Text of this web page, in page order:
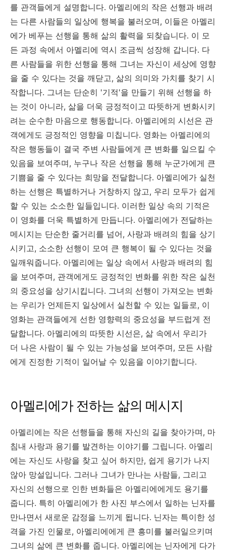
를 관객들에게 설명합니다. 아멜리에의 작은 선행과 배려
는 다른 사람들의 일상에 행복을 불러오며, 이들은 아멜리
에가 베푸는 선행을 통해 삶의 활력을 되찾습니다. 이 모
든 과정 속에서 아멜리에 역시 조금씩 성장해 갑니다. 다
른 사람들을 위한 선행을 통해 그녀는 자신이 세상에 영향
을 줄 수 있다는 것을 깨닫고, 삶의 의미와 가치를 찾기 시
작합니다. 그녀는 단순히 '기적'을 만들기 위해 선행을 하
는 것이 아니라, 삶을 더욱 긍정적이고 따뜻하게 변화시키
려는 순수한 마음으로 행동합니다. 아멜리에의 시선은 관
객에게도 긍정적인 영향을 미칩니다. 영화는 아멜리에의
작은 행동들이 결국 주변 사람들에게 큰 변화를 일으킬 수
있음을 보여주며, 누구나 작은 선행을 통해 누군가에게 큰
기쁨을 줄 수 있다는 희망을 전달합니다. 아멜리에가 실천
하는 선행은 특별하거나 거창하지 않고, 우리 모두가 쉽게
할 수 있는 소소한 일들입니다. 이러한 일상 속의 기적은
이 영화를 더욱 특별하게 만듭니다. 아멜리에가 전달하는
메시지는 단순한 줄거리를 넘어, 사랑과 배려의 힘을 상기
시키고, 소소한 선행이 모여 큰 행복이 될 수 있다는 것을
일깨워줍니다. 아멜리에는 일상 속에서 사랑과 배려의 힘
을 보여주며, 관객에게도 긍정적인 변화를 위한 작은 실천
의 중요성을 상기시킵니다. 그녀의 선행이 가져오는 변화
는 우리가 언제든지 일상에서 실천할 수 있는 일들로, 이
영화는 관객들에게 선한 영향력의 중요성을 부드럽게 전
달합니다. 아멜리에의 따뜻한 시선은, 삶 속에서 우리가
더 나은 사람이 될 수 있는 가능성을 보여주며, 모든 사람
에게 진정한 기적이 일어날 수 있음을 이야기합니다.
아멜리에가 전하는 삶의 메시지
아멜리에는 작은 선행들을 통해 자신의 길을 찾아가며, 마
침내 사랑과 용기를 발견하는 이야기를 그립니다. 아멜리
에는 자신도 사랑을 찾고 싶어 하지만, 쉽게 용기가 나지
않아 망설입니다. 그러나 그녀가 만나는 사람들, 그리고
자신의 선행으로 인한 변화들은 아멜리에에게도 용기를
줍니다. 특히 아멜리에가 한 사진 부스에서 일하는 닌자를
만나면서 새로운 감정을 느끼게 됩니다. 닌자는 특이한 성
격을 가진 인물로, 아멜리에에게 큰 흥미를 불러일으키며
그녀의 삶에 큰 변화를 줍니다. 아멜리에는 닌자에게 다가